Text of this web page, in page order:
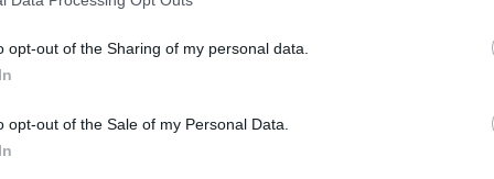
opt-out of the Sharing of my personal data.
opt-out of the Sale of my Personal Data.
2026. JÚLIUS 18. ● HAMU ÉS GYÉMÁNT